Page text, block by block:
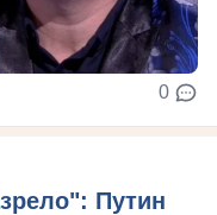
0
Путин